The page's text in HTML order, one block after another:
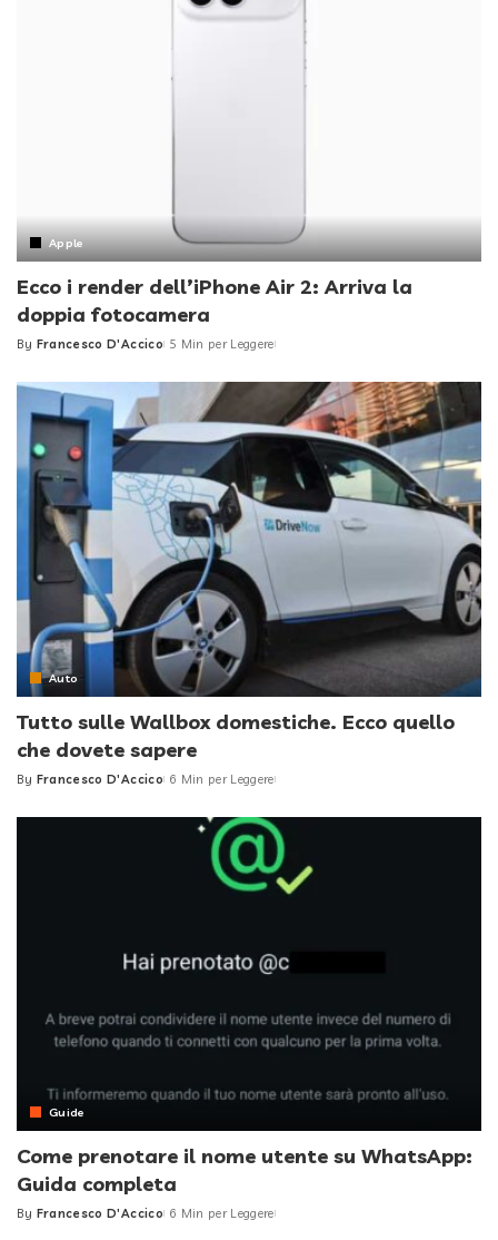
Apple
Ecco i render dell’iPhone Air 2: Arriva la
doppia fotocamera
Posted
By Francesco D'Accico 5 Min per Leggere
Auto
Tutto sulle Wallbox domestiche. Ecco quello
che dovete sapere
Posted
By Francesco D'Accico 6 Min per Leggere
Guide
Come prenotare il nome utente su WhatsApp:
Guida completa
Posted
By Francesco D'Accico 6 Min per Leggere